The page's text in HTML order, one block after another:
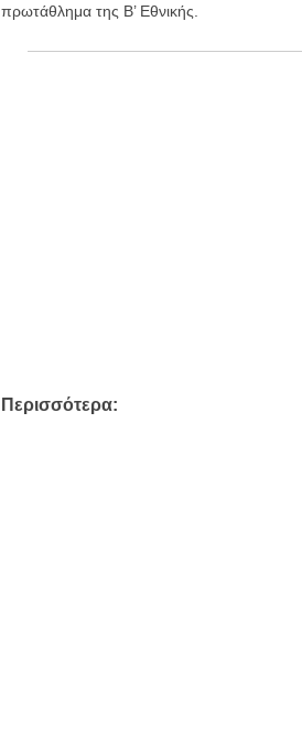
πρωτάθλημα της Β’ Εθνικής.
Περισσότερα: